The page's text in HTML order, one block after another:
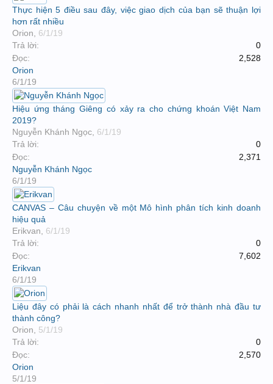
Thực hiện 5 điều sau đây, việc giao dịch của bạn sẽ thuận lợi
hơn rất nhiều
Orion
6/1/19
Trả lời:
0
Đọc:
2,528
Orion
6/1/19
Hiệu ứng tháng Giêng có xảy ra cho chứng khoán Việt Nam
2019?
Nguyễn Khánh Ngọc 6/1/19
Trả lời:
0
Đọc:
2,371
Nguyễn Khánh Ngọc
6/1/19
CANVAS – Câu chuyện về một Mô hình phân tích kinh doanh
hiệu quả
Erikvan
6/1/19
Trả lời:
0
Đọc:
7,602
Erikvan
6/1/19
Liệu đây có phải là cách nhanh nhất để trở thành nhà đầu tư
thành công?
Orion
5/1/19
Trả lời:
0
Đọc:
2,570
Orion
5/1/19